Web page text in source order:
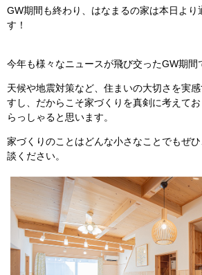
GW期間も終わり、はなまるの家は本日より
す！
今年も様々なニュースが飛び交ったGW期間
天候や地震対策など、住まいの大切さを実
すし、だからこそ家づくりを真剣に考えて
らっしゃると思います。
家づくりのことはどんな小さなことでもぜ
談ください。